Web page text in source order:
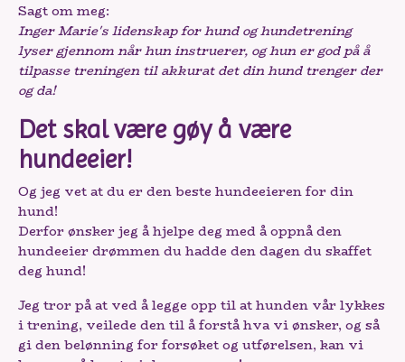
Sagt om meg:
Inger Marie's lidenskap for hund og hundetrening
lyser gjennom når hun instruerer, og hun er god på å
tilpasse treningen til akkurat det din hund trenger der
og da!
Det skal være gøy å være
hundeeier!
Og jeg vet at du er den beste hundeeieren for din
hund!
Derfor ønsker jeg å hjelpe deg med å oppnå den
hundeeier drømmen du hadde den dagen du skaffet
deg hund!
Jeg tror på at ved å legge opp til at hunden vår lykkes
i trening, veilede den til å forstå hva vi ønsker, og så
gi den belønning for forsøket og utførelsen, kan vi